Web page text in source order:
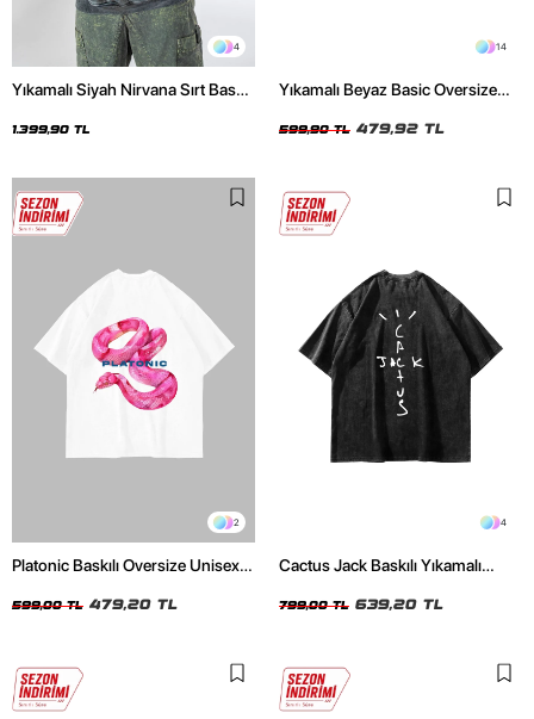
4
Yıkamalı Siyah Nirvana Sırt Baskılı
1.399,90 TL
14
Yıkamalı Beyaz Basic Oversize
599,90 TL 479,92 TL
2
Platonic Baskılı Oversize Unisex
599,00 TL 479,20 TL
4
Cactus Jack Baskılı Yıkamalı
799,00 TL 639,20 TL